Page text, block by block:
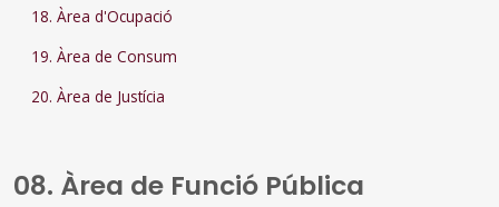
18. Àrea d'Ocupació
19. Àrea de Consum
20. Àrea de Justícia
08. Àrea de Funció Pública